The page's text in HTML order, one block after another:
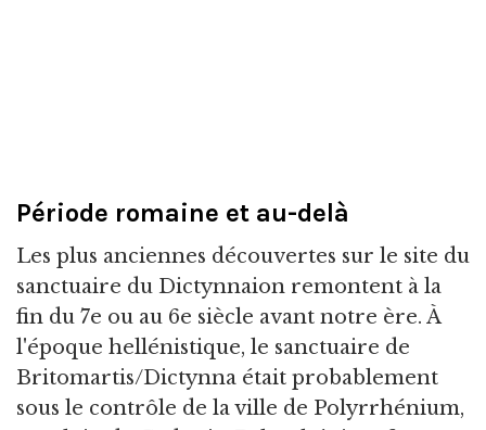
Période romaine et au-delà
Les plus anciennes découvertes sur le site du
sanctuaire du Dictynnaion remontent à la
fin du 7e ou au 6e siècle avant notre ère. À
l'époque hellénistique, le sanctuaire de
Britomartis/Dictynna était probablement
sous le contrôle de la ville de Polyrrhénium,